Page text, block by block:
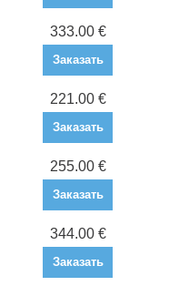
333.00 €
Заказать
221.00 €
Заказать
255.00 €
Заказать
344.00 €
Заказать